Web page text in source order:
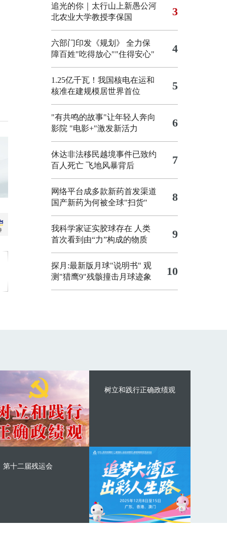
追光的你｜太行山上新愚公河
北农业大学教授李保国
3
六部门印发《规划》 全力保
障百姓"吃得放心""住得安心"
4
1.25亿千瓦！我国核电在运和
核准在建规模居世界首位
5
"有共鸣的故事"让年轻人奔向
影院 "电影+"激发新活力 6
休达非法移民越境事件已致约
百人死亡 飞地风暴背后 7
网络平台成多款新药首发渠道
国产新药为何被全球"扫货"
8
我科学家证实胶球存在 人类
首次看到由“力”构成的物质
9
探月:最新版月球"说明书" 观
测"猎鹰9"残骸撞击月球迹象
10
树立和践行正确政绩观
第十二届残运会